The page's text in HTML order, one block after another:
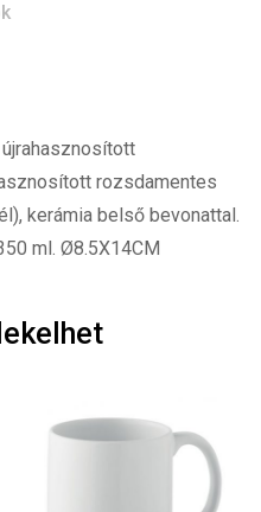
újrahasznosított
rozsdamentes
kerámia belső bevonattal.
ml. Ø8.5X14CM